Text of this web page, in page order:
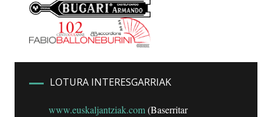
LOTURA INTERESGARRIAK
www.euskaljantziak.com(Baserritar